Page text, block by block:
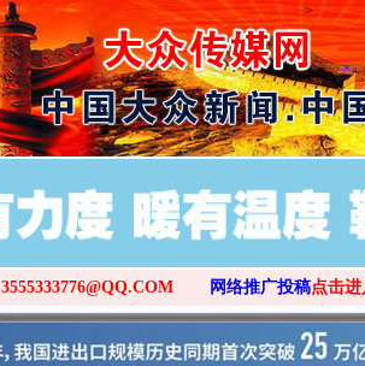
>
3555333776@QQ.COM 网络推广投稿点击